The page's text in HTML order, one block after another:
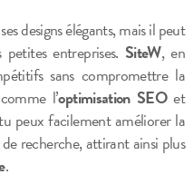
designs élégants, mais il peut
entreprises. SiteW, en
sans compromettre la
l’optimisation SEOet
peux facilement améliorer la
recherche, attirant ainsi plus
.